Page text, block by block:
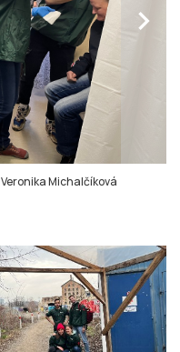
chevron_right
Veronika Michalčíková